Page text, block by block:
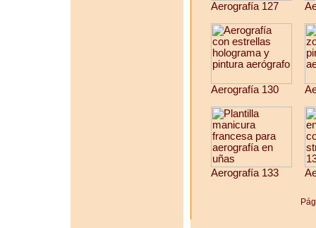
Aerografía 127
Aerografía 130
Aerografía 133